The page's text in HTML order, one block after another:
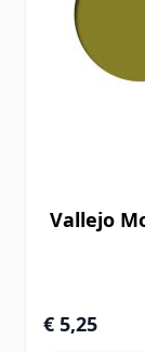
Vallejo
€ 5,25